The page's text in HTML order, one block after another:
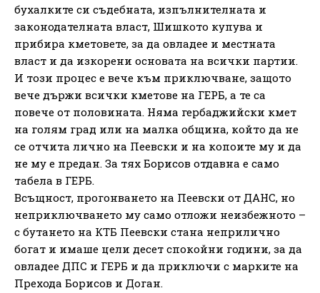
бухалките си съдебната, изпълнителната и
законодателната власт, Шишкото купува и
прибира кметовете, за да овладее и местната
власт и да изкорени основата на всички партии.
И този процес е вече към приключване, защото
вече държи всички кметове на ГЕРБ, а те са
повече от половината. Няма гербаджийски кмет
на голям град или на малка община, който да не
се отчита лично на Пеевски и на копоите му и да
не му е предан. За тях Борисов отдавна е само
табела в ГЕРБ.
Всъщност, прогонването на Пеевски от ДАНС, но
неприключването му само отложи неизбежното –
с бутането на КТБ Пеевски стана неприлично
богат и имаше цели десет спокойни години, за да
овладее ДПС и ГЕРБ и да приключи с марките на
Прехода Борисов и Доган.